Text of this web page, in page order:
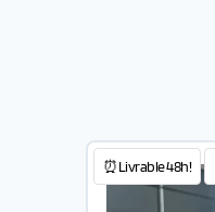
⏰Livrable 48h!